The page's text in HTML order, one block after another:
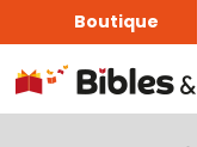
Boutique